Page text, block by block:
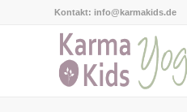
Kontakt: info@karmakids.de